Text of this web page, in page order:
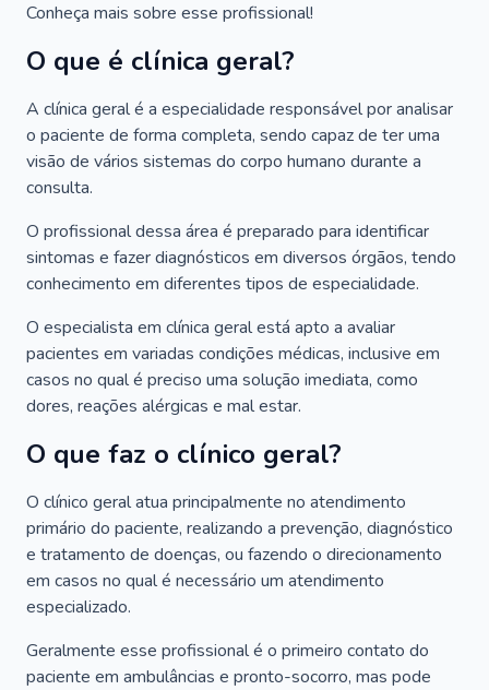
Conheça mais sobre esse profissional!
O que é clínica geral?
A clínica geral é a especialidade responsável por analisar
o paciente de forma completa, sendo capaz de ter uma
visão de vários sistemas do corpo humano durante a
consulta.
O profissional dessa área é preparado para identificar
sintomas e fazer diagnósticos em diversos órgãos, tendo
conhecimento em diferentes tipos de especialidade.
O especialista em clínica geral está apto a avaliar
pacientes em variadas condições médicas, inclusive em
casos no qual é preciso uma solução imediata, como
dores, reações alérgicas e mal estar.
O que faz o clínico geral?
O clínico geral atua principalmente no atendimento
primário do paciente, realizando a prevenção, diagnóstico
e tratamento de doenças, ou fazendo o direcionamento
em casos no qual é necessário um atendimento
especializado.
Geralmente esse profissional é o primeiro contato do
paciente em ambulâncias e pronto-socorro, mas pode